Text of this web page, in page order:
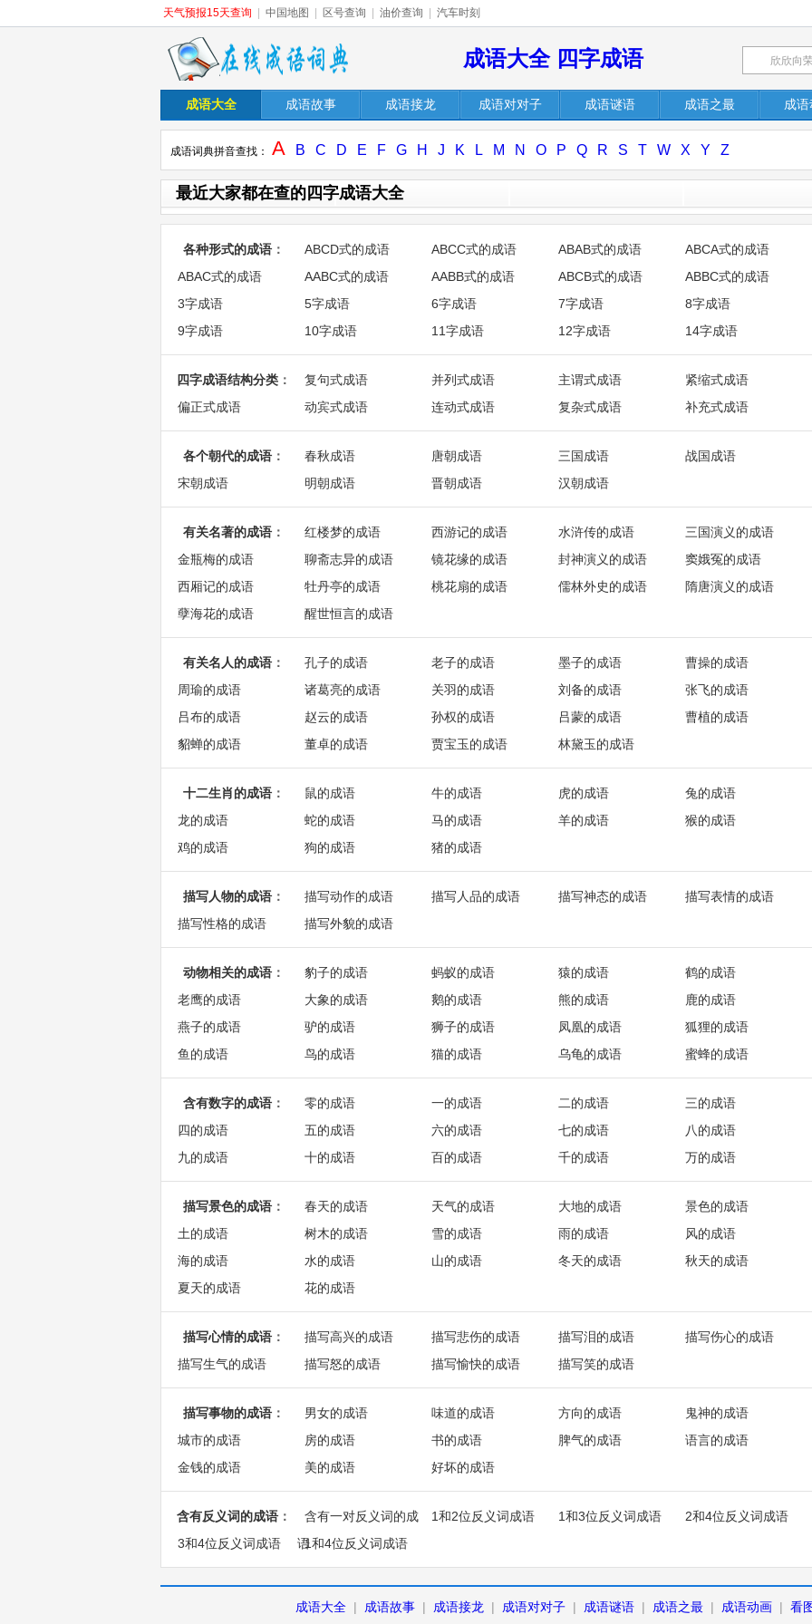
天气预报15天查询 中国地图 区号查询 油价查询 汽车时刻
成语大全 四字成语
成语大全 成语故事 成语接龙 成语对对子 成语谜语 成语之最 成
成语词典拼音查找： A B C D E F G H J K L M N O P Q R S T W X Y Z
最近大家都在查的四字成语大全
各种形式的成语 ： ABCD式的成语 ABCC式的成语 ABAB式的成语
ABCA式的成语
ABAC式的成语
AABC式的成语 AABB式的成语 ABCB式的成语
ABBC式的成语
3字成语
5字成语 6字成语 7字成语
8字成语
9字成语
10字成语 11字成语 12字成语 14字成语
四字成语结构分类 ： 复句式成语 并列式成语 主谓式成语
紧缩式成语
偏正式成语
动宾式成语 连动式成语 复杂式成语 补充式成语
各个朝代的成语 ： 春秋成语 唐朝成语 三国成语
战国成语
宋朝成语
明朝成语 晋朝成语 汉朝成语
有关名著的成语 ： 红楼梦的成语 西游记的成语 水浒传的成语
三国演义的成语
金瓶梅的成语
聊斋志异的成语 镜花缘的成语 封神演义的成语
窦娥冤的成语
西厢记的成语
牡丹亭的成语 桃花扇的成语 儒林外史的成语
隋唐演义的成语
孽海花的成语
醒世恒言的成语
有关名人的成语 ： 孔子的成语 老子的成语 墨子的成语
曹操的成语
周瑜的成语
诸葛亮的成语 关羽的成语 刘备的成语
张飞的成语
吕布的成语
赵云的成语 孙权的成语 吕蒙的成语
曹植的成语
貂蝉的成语
董卓的成语 贾宝玉的成语 林黛玉的成语
十二生肖的成语 ： 鼠的成语 牛的成语 虎的成语
兔的成语
龙的成语
蛇的成语 马的成语 羊的成语
猴的成语
鸡的成语
狗的成语 猪的成语
描写人物的成语 ： 描写动作的成语 描写人品的成语 描写神态的成语
描写表情的成语
描写性格的成语
描写外貌的成语
动物相关的成语 ： 豹子的成语 蚂蚁的成语 猿的成语
鹤的成语
老鹰的成语
大象的成语 鹅的成语 熊的成语
鹿的成语
燕子的成语
驴的成语 狮子的成语 凤凰的成语
狐狸的成语
鱼的成语
鸟的成语 猫的成语 乌龟的成语 蜜蜂的成语
含有数字的成语 ： 零的成语 一的成语 二的成语
三的成语
四的成语
五的成语 六的成语 七的成语
八的成语
九的成语
十的成语 百的成语 千的成语 万的成语
描写景色的成语 ： 春天的成语 天气的成语 大地的成语
景色的成语
土的成语
树木的成语 雪的成语 雨的成语
风的成语
海的成语
水的成语 山的成语 冬天的成语
秋天的成语
夏天的成语
花的成语
描写心情的成语 ： 描写高兴的成语 描写悲伤的成语 描写泪的成语
描写伤心的成语
描写生气的成语
描写怒的成语 描写愉快的成语 描写笑的成语
描写事物的成语 ： 男女的成语 味道的成语 方向的成语
鬼神的成语
城市的成语
房的成语 书的成语 脾气的成语
语言的成语
金钱的成语
美的成语 好坏的成语
含有反义词的成语 ：
含有一对反义词的成
语
1和2位反义词成语 1和3位反义词成语
2和4位反义词成语
3和4位反义词成语
1和4位反义词成语
成语大全 | 成语故事 | 成语接龙 | 成语对对子 | 成语谜语 | 成语之最 | 成语动画 | 看